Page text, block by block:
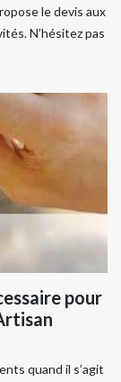
le devis aux
N’hésitez pas
pour
quand il s’agit